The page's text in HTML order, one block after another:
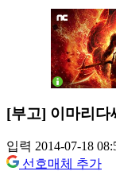
[부고] 이마리다
입력 2014-07-18
선호매체 추가